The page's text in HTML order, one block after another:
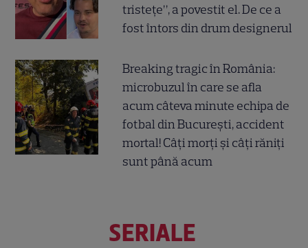
tristețe”, a povestit el. De ce a
fost întors din drum designerul
Breaking tragic în România:
microbuzul în care se afla
acum câteva minute echipa de
fotbal din București, accident
mortal! Câți morți și câți răniți
sunt până acum
SERIALE